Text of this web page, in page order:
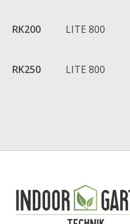
RK200 LITE 800
RK250 LITE 800